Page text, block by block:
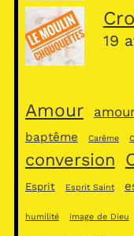
19
Amour
baptême Carême
conversion
Esprit Esprit Saint
humilité image de Dieu